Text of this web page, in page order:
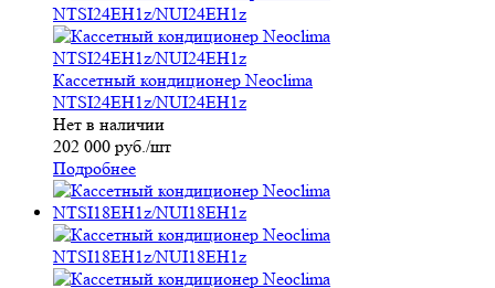
Кассетный кондиционер Neoclima
NTSI24EH1z/NUI24EH1z
Нет в наличии
202 000 руб./шт
Подробнее